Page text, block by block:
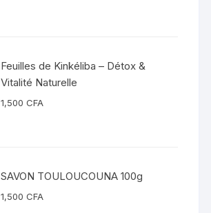
Feuilles de Kinkéliba – Détox &
Vitalité Naturelle
1,500CFA
SAVON TOULOUCOUNA 100g
1,500CFA